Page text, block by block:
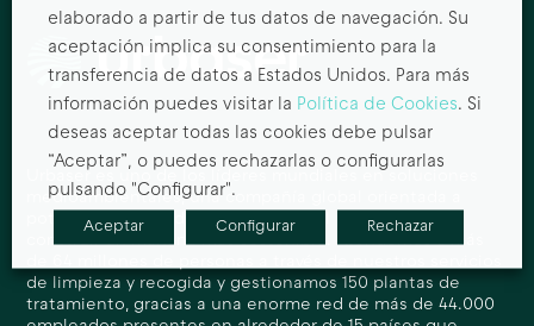
medioambientales, una compañía global orientada a
potenciar el valor de los recursos del planeta para
construir un mañana más sostenible. Atendemos a más
de limpieza y recogida y gestionamos 150 plantas de
tratamiento, gracias a una enorme red de más de 44.000
elaborado a partir de tus datos de navegación. Su
aceptación implica su consentimiento para la
transferencia de datos a Estados Unidos. Para más
información puedes visitar la Política de Cookies. Si
deseas aceptar todas las cookies debe pulsar
“Aceptar”, o puedes rechazarlas o configurarlas
pulsando "Configurar".
Aceptar Configurar Rechazar